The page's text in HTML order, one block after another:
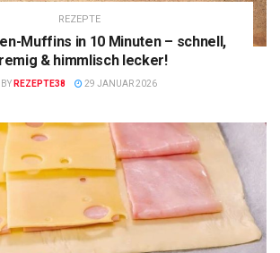
REZEPTE
Muffins in 10 Minuten – schnell,
& himmlisch lecker!
BY REZEPTE38 29 JANUAR 2026